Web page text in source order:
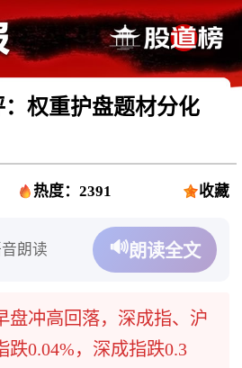
：权重护盘题材分化
热度：2391 收藏
朗读 🔊朗读全文
盘冲高回落，深成指、沪
跌0.04%，深成指跌0.3